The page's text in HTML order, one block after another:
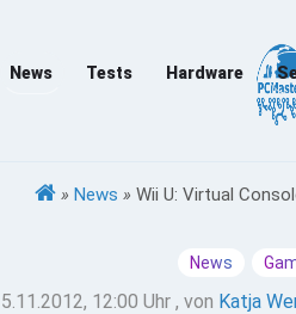
News Tests Hardware
» News » Wii U: Virtual
News
12:00 Uhr , von Katja